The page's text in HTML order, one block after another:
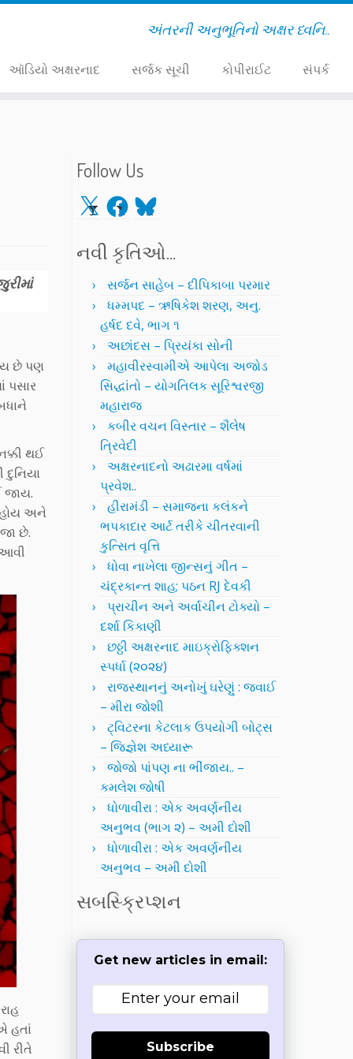
અંતરની અનુભૂતિનો અક્ષર ધ્વનિ..
ઑડિયો અક્ષરનાદ સર્જક સૂચી કોપીરાઈટ સંપર્ક
છે પણ
પસાર
થઈ
દુનિયા
જાય.
હોય અને
છે.
હતાં
રીતે
Follow Us
X Facebook
Bluesky
નવી કૃતિઓ…
સર્જન સાહેબ – દીપિકાબા પરમાર
ધમ્મપદ – ઋષિકેશ શરણ, અનુ.
હર્ષદ દવે, ભાગ ૧
અછાંદસ – પ્રિયંકા સોની
મહાવીરસ્વામીએ આપેલા અજોડ
સિદ્ધાંતો – યોગતિલક સૂરિશ્વરજી
મહારાજ
કબીર વચન વિસ્તાર – શૈલેષ
ત્રિવેદી
અક્ષરનાદનો અઢારમા વર્ષમાં
પ્રવેશ..
હીરામંડી – સમાજના કલંકને
ભપકાદાર આર્ટ તરીકે ચીતરવાની
કુત્સિત વૃત્તિ
ધોવા નાખેલા જીન્સનું ગીત –
ચંદ્રકાન્ત શાહ; પઠન RJ દેવકી
પ્રાચીન અને અર્વાચીન ટોક્યો –
દર્શા કિકાણી
છઠ્ઠી અક્ષરનાદ માઇક્રોફિક્શન
સ્પર્ધા (૨૦૨૪)
રાજસ્થાનનું અનોખું ઘરેણું : જવાઈ
– મીરા જોશી
ટ્વિટરના કેટલાક ઉપયોગી બોટ્સ
– જિજ્ઞેશ અધ્યારૂ
જોજો પાંપણ ના ભીંજાય.. –
કમલેશ જોષી
ધોળાવીરા : એક અવર્ણનીય
અનુભવ (ભાગ ૨) – અમી દોશી
ધોળાવીરા : એક અવર્ણનીય
અનુભવ – અમી દોશી
સબસ્ક્રિપ્શન
Get new articles in email:
Subscribe